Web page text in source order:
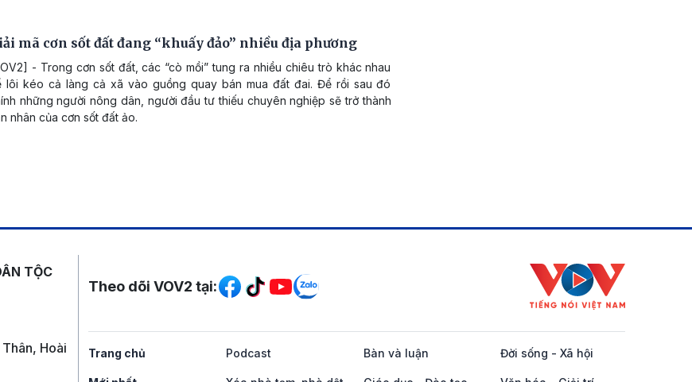
mã cơn sốt đất đang “khuấy đảo” nhiều địa phương
- Trong cơn sốt đất, các “cò mồi” tung ra nhiều chiêu trò khác nhau
lôi kéo cả làng cả xã vào guồng quay bán mua đất đai. Để rồi sau đó
những người nông dân, người đầu tư thiếu chuyên nghiệp sẽ trở thành
nhân của cơn sốt đất ảo.
TỘC
Hoài
Mạng xã hội
Theo dõi VOV2 tại:
Trang chủ Podcast Bàn và luận Đời sống - Xã hội